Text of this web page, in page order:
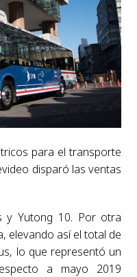
para el transporte
disparó las ventas
y Yutong 10. Por otra
elevando así el total de
lo que representó un
a mayo 2019